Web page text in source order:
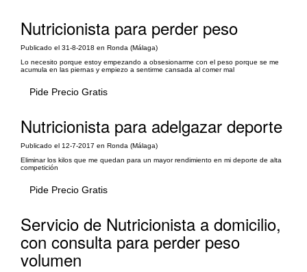
Nutricionista para perder peso
Publicado el 31-8-2018 en Ronda (Málaga)
Lo necesito porque estoy empezando a obsesionarme con el peso porque se me
acumula en las piernas y empiezo a sentirme cansada al comer mal
Pide Precio Gratis
Nutricionista para adelgazar deporte
Publicado el 12-7-2017 en Ronda (Málaga)
Eliminar los kilos que me quedan para un mayor rendimiento en mi deporte de alta
competición
Pide Precio Gratis
Servicio de Nutricionista a domicilio,
con consulta para perder peso
volumen